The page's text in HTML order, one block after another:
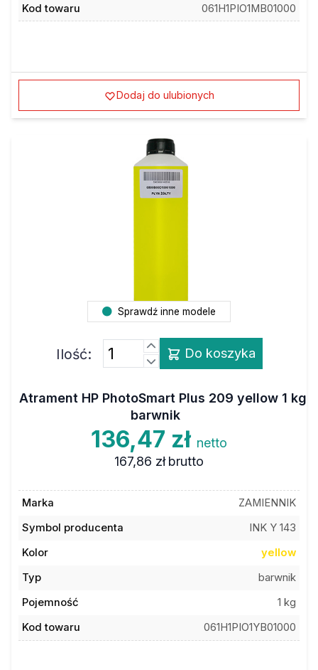
Kod towaru 061H1PIO1MB01000
Dodaj do ulubionych
Sprawdź inne modele
Ilość: Do koszyka
Atrament HP PhotoSmart Plus 209 yellow 1 kg
barwnik
136,47 zł netto
167,86 zł brutto
Marka
ZAMIENNIK
Symbol producenta
INK Y 143
Kolor
yellow
Typ
barwnik
Pojemność
1 kg
Kod towaru
061H1PIO1YB01000